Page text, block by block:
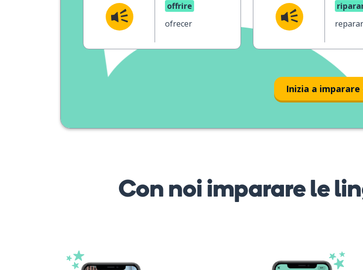
offrire
ofrecer
reparar
Inizia a imparare
Con noi imparare le